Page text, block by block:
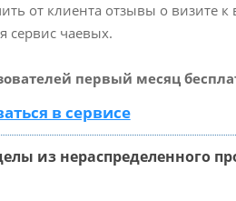
от клиента отзывы о визите к
сервис чаевых.
первый месяц
в сервисе
из нераспределенного